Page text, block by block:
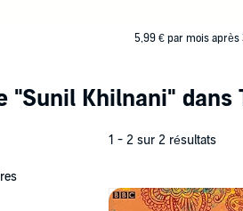
5,99 € par mois après
"Sunil Khilnani" dans
1 - 2 sur 2 résultats